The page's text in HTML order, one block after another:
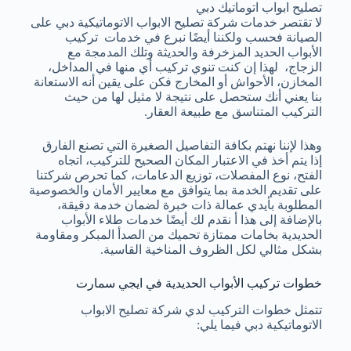
تصليح ابواب اتوماتيك دبي
لا تقتصر خدمات شركة تصليح الابواب الاتوماتيكية دبي على
الصيانة فحسب ولكننا أيضًا نبرع في خدمات تركيب
الأبواب الحديد المزخرفة والحديثة وتلك المدمجة مع
الزجاج، لهذا إن كنت تنوي تركيب أي منها في المداخل،
المخازن، الأحواش أو المخارج فكن على يقين أنه الاستعانة
بنا يعني أنك ستحصل على نتيجة لا مثيل لها من حيث
التركيب المتناسق مع طبيعة العقار.
وهذا لإننا نهتم بكافة التفاصيل الصغيرة التي تصنع الفارق
إذا يتم أخذ في الاعتبار المكان الصحيح للتركيب، اتجاه
الفتح، نوع المفصلات، توزيع الدعامات، كما تحرص شركتنا
على تقديم الخدمة بما يتوافق مع معايير الأمان والخصوصية
المطلوبة بأيدي عمالة ذات خبرة لضمان خدمة دقيقة،
بالإضافة إلى هذا أ نقدم لك أيضًا خدمات طلاء الأبواب
الحديدية بخامات ممتازة تحميك من الصدأ المبكر ومقاومة
بشكل مثالي لكل الظروف المناخية القاسية.
خطوات تركيب الأبواب الحديدية في ايجي سمارت
تتمثل خطوات التركيب لدي شركة تصليح الابواب
الاتوماتيكية دبي فيما يلي: